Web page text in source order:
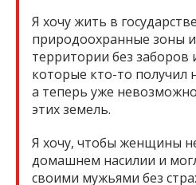
Я хочу жить в
природоохранные зоны
территории без заборов
которые кто-то получил
а теперь уже
этих земель.
Я хочу, чтобы женщины
домашнем насилии и
своими мужьями без